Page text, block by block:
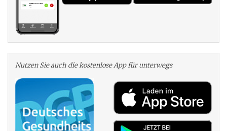
Nutzen Sie auch die kosten­lose App für unterwegs